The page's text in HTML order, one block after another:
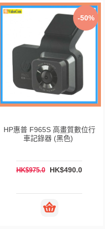
-50%
HP惠普 F965S 高畫質數位行
車記錄器 (黑色)
HK$975.0 HK$490.0